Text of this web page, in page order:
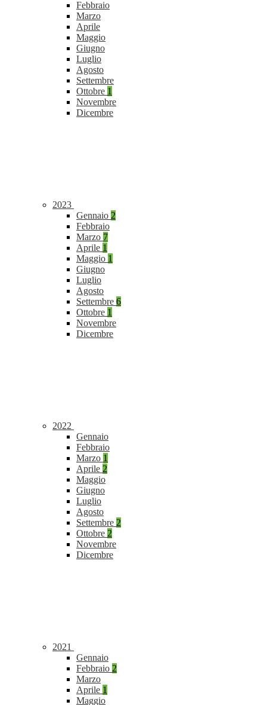
Febbraio
Marzo
Aprile
Maggio
Giugno
Luglio
Agosto
Settembre
Ottobre 1
Novembre
Dicembre
2023
Gennaio 2
Febbraio
Marzo 7
Aprile 1
Maggio 1
Giugno
Luglio
Agosto
Settembre 6
Ottobre 1
Novembre
Dicembre
2022
Gennaio
Febbraio
Marzo 1
Aprile 2
Maggio
Giugno
Luglio
Agosto
Settembre 2
Ottobre 2
Novembre
Dicembre
2021
Gennaio
Febbraio 2
Marzo
Aprile 1
Maggio